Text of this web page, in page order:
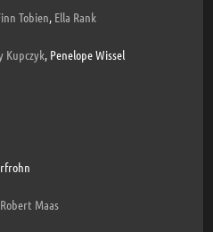
Tobien, Ella Rank
Kupczyk, Penelope Wissel
Robert Maas